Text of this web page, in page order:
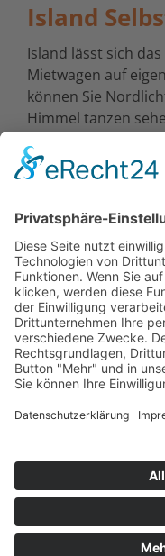
Island
Island lässt sich
Mietwagen auf
können Sie
Himmel tanzen
mehrtägige
wunderschöne
Die berühmte
ganze Insel. Viele
an der Ringroute
Lediglich wer ins
Geländewagen. Die
Leckerbissen für
freigegeben.
Kontakt